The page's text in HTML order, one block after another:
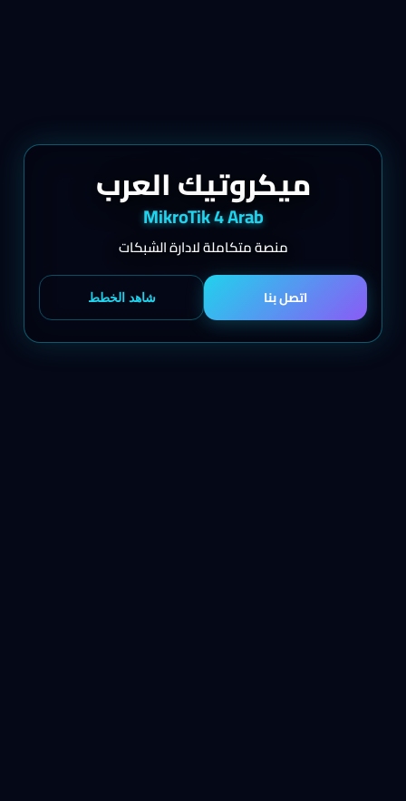
ميكروتيك العرب
MikroTik 4 Arab
منصة متكاملة لادارة الشبكات
اتصل بنا شاهد الخطط